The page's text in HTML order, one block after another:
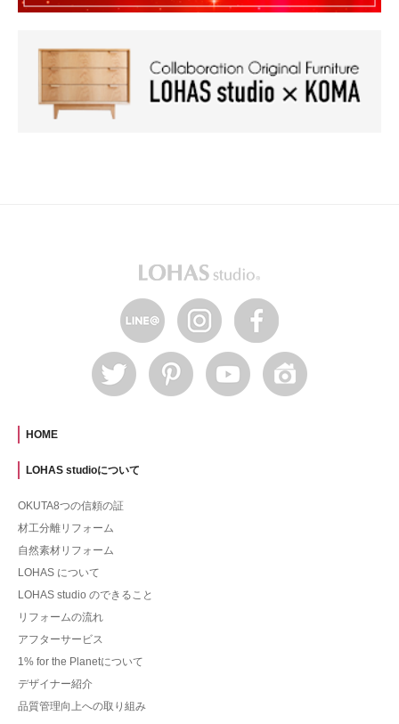
HOME
LOHAS studioについて
OKUTA8つの信頼の証
材工分離リフォーム
自然素材リフォーム
LOHAS について
LOHAS studio のできること
リフォームの流れ
アフターサービス
1% for the Planetについて
デザイナー紹介
品質管理向上への取り組み